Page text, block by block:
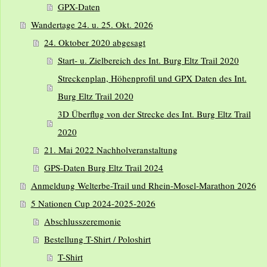
GPX-Daten
Wandertage 24. u. 25. Okt. 2026
24. Oktober 2020 abgesagt
Start- u. Zielbereich des Int. Burg Eltz Trail 2020
Streckenplan, Höhenprofil und GPX Daten des Int.
Burg Eltz Trail 2020
3D Überflug von der Strecke des Int. Burg Eltz Trail
2020
21. Mai 2022 Nachholveranstaltung
GPS-Daten Burg Eltz Trail 2024
Anmeldung Welterbe-Trail und Rhein-Mosel-Marathon 2026
5 Nationen Cup 2024-2025-2026
Abschlusszeremonie
Bestellung T-Shirt / Poloshirt
T-Shirt